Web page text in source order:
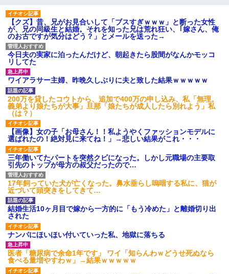
私「初めて飲む味だけどなん
のお茶？」彼「ちっ！」私「」
【GIF】JSのカンチョーワロ
タ
後続車にクラクションを鳴ら
され彼氏が逆切れ。「何クラク
ション鳴らしてんだ！降りてこ
いよ！」と怒鳴りだし...
【衝撃】報酬100万円超の治験
募集がこちらｗｗｗｗｗ(※画像
あり)
【ネット騒然】惨殺されたタ
ワマン頂き女子のこの動画、す
げえええええｗｗｗｗｗｗｗｗ
ｗｗｗ
【愕然】白のクラウン俺氏、
高速道路左車線を制限速度で走
った結果wwwwwwwwwwww
百年の恋12-899 食べた量を
張り合ってくる
【悲報】佐藤輝明・・・２軍
でも盛大にやらかす←あまり悲
しませないでくれ
【クズ】昔、兄がお見合いして「ブスすぎｗｗｗ」と断った女性
が、兄の同級生と結婚。それを知った兄は荒れ狂い、｢嫁さん、俺
のお古ですが気分はどう？」とメールを送った→
今日夫の実家に泊ったんだけど、朝起きたら股間がなんかモッコ
リしてた
ワイアラサー主婦、昨晩久しぶりに夫と致した結果ｗｗｗｗｗ
200万を貸したコウトから、追加で400万の申し込み、私「無理。
義弟より娘たちが大事」旦那「娘たちが成人したら別れよう」私
（は？）
【画像】女の子「お母さん！！私ようやくファッションモデルに
選ばれたの！絶対見に来てね！」→悲しい結果がこれ・・・
三年働いてたパートを突然クビになった。しかし元職場の主要取
引先のトップが母方の叔父だったので…
17年飼っていた犬が亡くなった。鼻水垂らし嗚咽する私に、猫が
近づいて頭突きをしてきて…
結婚生活10ヶ月目で嫁から一方的に「もう冷めた」と離婚切り出
された
ナンパにほいほい付いていった私、地獄に落ちる
医者「糖尿病で余命1年です」 ワイ「知らんわｗどうせ死ぬなら
食べる量増やすわｗ」→結果ｗｗｗｗｗ